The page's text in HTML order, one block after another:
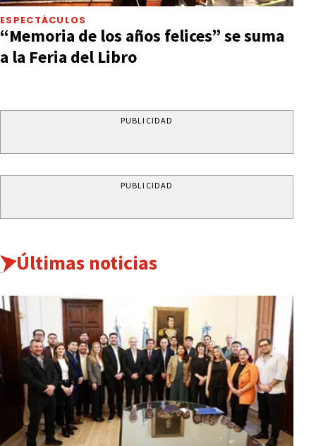
ESPECTÁCULOS
“Memoria de los años felices” se suma
a la Feria del Libro
PUBLICIDAD
PUBLICIDAD
Últimas noticias